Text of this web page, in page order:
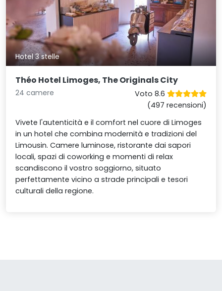
Hotel 3 stelle
Théo Hotel Limoges, The Originals City
24 camere
Voto 8.6
(497 recensioni)
Vivete l'autenticità e il comfort nel cuore di Limoges
in un hotel che combina modernità e tradizioni del
Limousin. Camere luminose, ristorante dai sapori
locali, spazi di coworking e momenti di relax
scandiscono il vostro soggiorno, situato
perfettamente vicino a strade principali e tesori
culturali della regione.